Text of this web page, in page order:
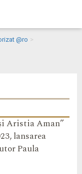
@ro >
Aristia Aman”
lansarea
Paula